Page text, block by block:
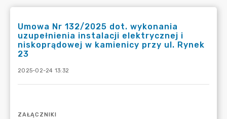
Umowa Nr 132/2025 dot. wykonania
uzupełnienia instalacji elektrycznej i
niskoprądowej w kamienicy przy ul. Rynek
23
2025-02-24 13:32
ZAŁĄCZNIKI